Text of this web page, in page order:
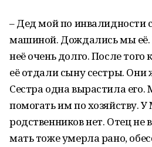
– Дед мой по инвалидности
машиной. Дождались мы
неё очень долго. После
её отдали сыну сестры. Они
Сестра одна вырастила
помогать им по хозяйству.
родственников нет. Отец не
мать тоже умерла рано,